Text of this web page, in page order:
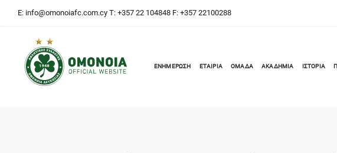
E: info@omonoiafc.com.cy T: +357 22 104848 F: +357 22100288
ΕΝΗΜΕΡΩΣΗ ΕΤΑΙΡΙΑ ΟΜΑΔΑ ΑΚΑΔΗΜΙΑ ΙΣΤΟΡΙΑ